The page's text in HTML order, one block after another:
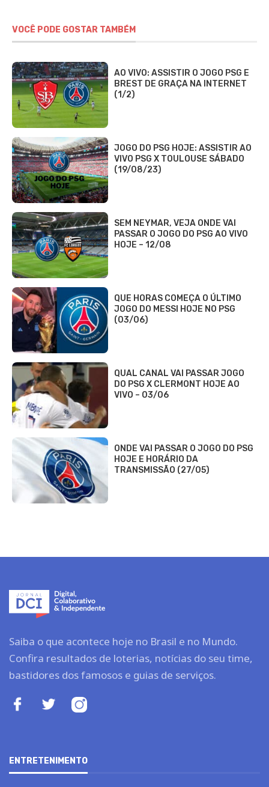
VOCÊ PODE GOSTAR TAMBÉM
AO VIVO: ASSISTIR O JOGO PSG E
BREST DE GRAÇA NA INTERNET
(1/2)
JOGO DO PSG HOJE: ASSISTIR AO
VIVO PSG X TOULOUSE SÁBADO
(19/08/23)
SEM NEYMAR, VEJA ONDE VAI
PASSAR O JOGO DO PSG AO VIVO
HOJE – 12/08
QUE HORAS COMEÇA O ÚLTIMO
JOGO DO MESSI HOJE NO PSG
(03/06)
QUAL CANAL VAI PASSAR JOGO
DO PSG X CLERMONT HOJE AO
VIVO – 03/06
ONDE VAI PASSAR O JOGO DO PSG
HOJE E HORÁRIO DA
TRANSMISSÃO (27/05)
Saiba o que acontece hoje no Brasil e no Mundo.
Confira resultados de loterias, notícias do seu time,
bastidores dos famosos e guias de serviços.
ENTRETENIMENTO